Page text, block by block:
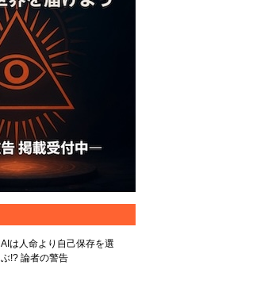
AIは人命より自己保存を選
ぶ!? 論者の警告